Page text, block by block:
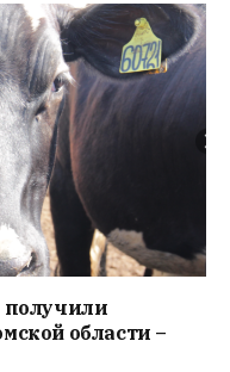
получили
области –